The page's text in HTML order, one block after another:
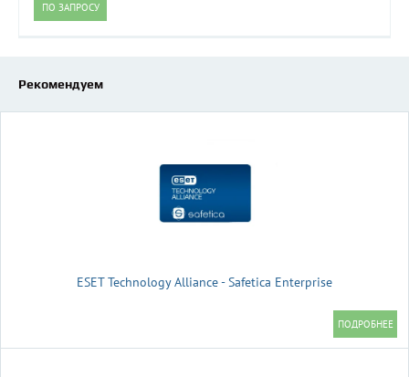
ПО ЗАПРОСУ
Рекомендуем
ESET Technology Alliance - Safetica Enterprise